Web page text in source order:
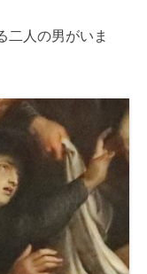
二人の男がいま